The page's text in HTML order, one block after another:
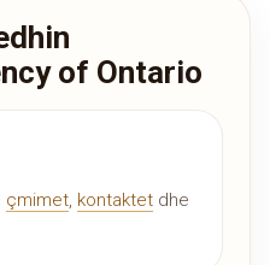
of Ontario
çmimet, kontaktet dhe